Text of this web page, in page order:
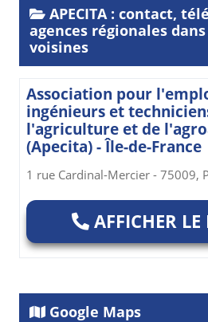
APECITA : contact,
agences régionales
voisines
Association pour
ingénieurs et
l'agriculture et de
(Apecita) - Île-de-France
1 rue Cardinal-Mercier - 75009,
AFFICHER
Google Maps